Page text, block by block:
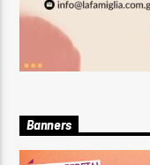
Banners